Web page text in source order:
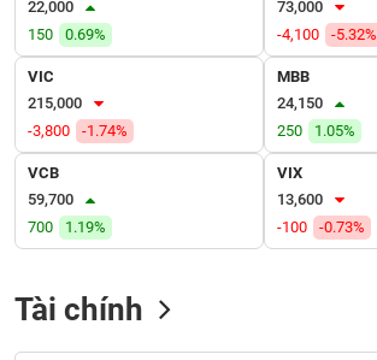
22,000
150
0.69%
73,000
-4,100
-5.32%
VIC
215,000
-3,800
-1.74%
MBB
24,150
250
1.05%
VCB
59,700
700
1.19%
VIX
13,600
-100
-0.73%
Tài chính
VỤ
TRUYỀN
THÔNG
TIỆN
ÍCH
BẤT
ĐỘNG